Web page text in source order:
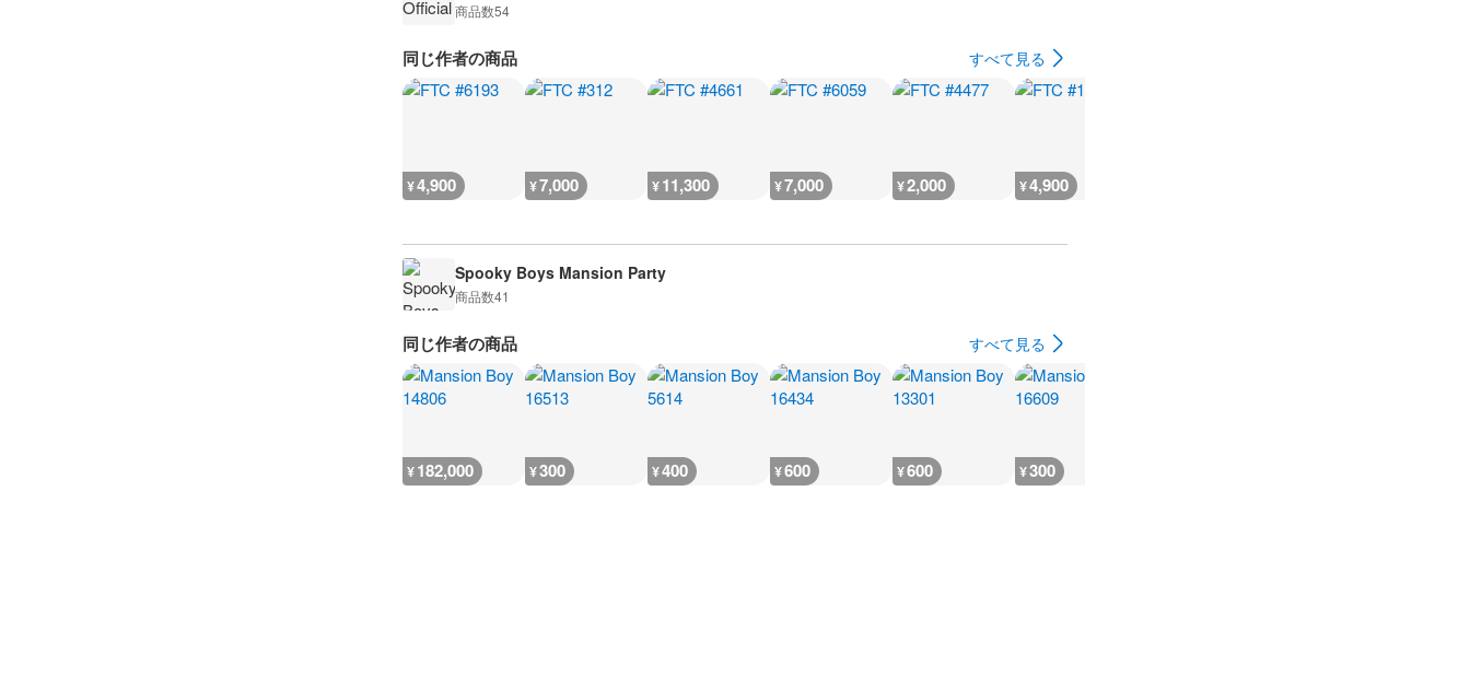
商品数54
同じ作者の商品 すべて見る
¥4,900 ¥7,000 ¥11,300 ¥7,000 ¥2,000 ¥4,900
Spooky Boys Mansion Party
商品数41
同じ作者の商品 すべて見る
¥182,000 ¥300 ¥400 ¥600 ¥600 ¥300